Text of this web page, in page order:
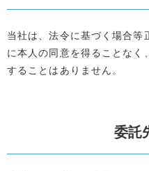
当社は、法令に基づく場合等
に本人の同意を得ることなく
することはありません。
委託